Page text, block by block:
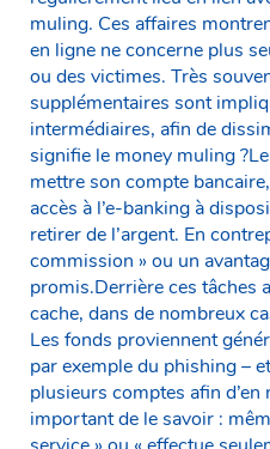
muling. Ces affaires
en ligne ne concerne plus
ou des victimes. Très
supplémentaires sont
intermédiaires, afin de
signifie le money muling
mettre son compte
accès à l’e-banking à
retirer de l’argent. En
commission » ou un
promis.Derrière ces tâches
cache, dans de nombreux
Les fonds proviennent
par exemple du phishing –
plusieurs comptes afin d’en
important de le savoir :